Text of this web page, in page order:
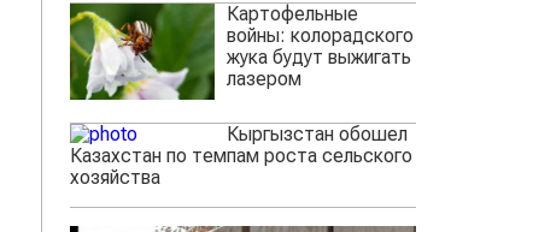
Картофельные
войны: колорадского
жука будут выжигать
лазером
Кыргызстан обошел
Казахстан по темпам роста сельского
хозяйства